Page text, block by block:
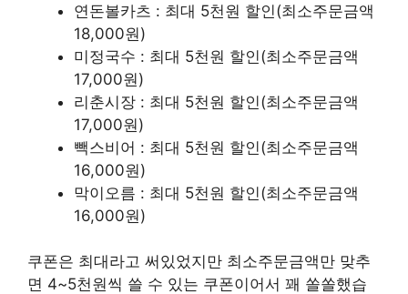
연돈볼카츠 : 최대 5천원 할인(최소주문금액
18,000원)
미정국수 : 최대 5천원 할인(최소주문금액
17,000원)
리춘시장 : 최대 5천원 할인(최소주문금액
17,000원)
빽스비어 : 최대 5천원 할인(최소주문금액
16,000원)
막이오름 : 최대 5천원 할인(최소주문금액
16,000원)
쿠폰은 최대라고 써있었지만 최소주문금액만 맞추
면 4~5천원씩 쓸 수 있는 쿠폰이어서 꽤 쏠쏠했습